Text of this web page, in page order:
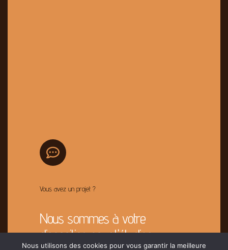
Vous avez un projet ?
Nous sommes à votre
disposition pour l'étudier
Nous utilisons des cookies pour vous garantir la meilleure